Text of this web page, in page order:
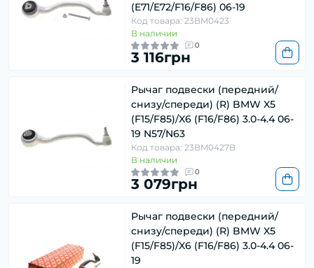
(E71/E72/F16/F86) 06-19
Код товара: 23BM0423
В наличии
0
3 116грн
Рычаг подвески (передний/
снизу/спереди) (R) BMW X5
(F15/F85)/X6 (F16/F86) 3.0-4.4 06-
19 N57/N63
Код товара: 23BM0427B
В наличии
0
3 079грн
Рычаг подвески (передний/
снизу/спереди) (R) BMW X5
(F15/F85)/X6 (F16/F86) 3.0-4.4 06-
19